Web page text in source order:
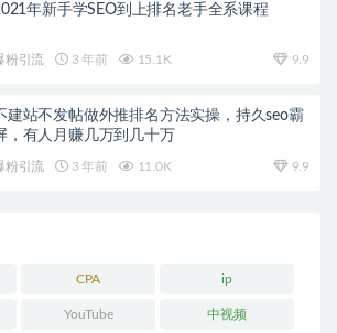
年新手学SEO到上排名老手全系课程
粉引流 3 年前 15.1K 9.9
建站不发帖做外推排名方法实操，持久seo霸
，有人月赚几万到几十万
粉引流 3 年前 11.0K 9.9
CPA ip
YouTube 中视频